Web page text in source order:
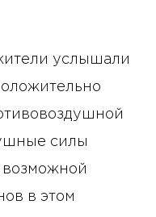
услышали
силы
в этом